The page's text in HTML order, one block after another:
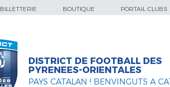
BILLETTERIE BOUTIQUE PORTAIL CLUBS
DISTRICT DE FOOTBALL DES
PYRENEES-ORIENTALES
PAYS CATALAN ! BENVINGUTS A